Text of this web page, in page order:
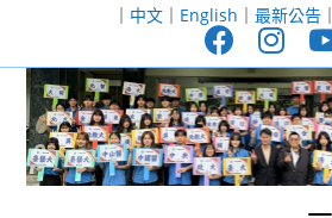
至
｜ 中文｜ English ｜ 最新公告｜